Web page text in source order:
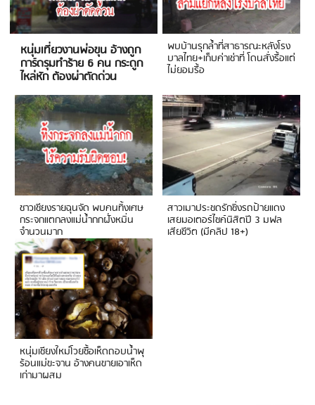
หนุ่มเที่ยวงานพ่อขุน อ้างถูก
การ์ดรุมทำร้าย 6 คน กระดูก
ไหล่หัก ต้องผ่าตัดด่วน
พบบ้านรุกล้ำที่สาธารณะหลังโรง
บาลไทย+เก็บค่าเช่าที่ โดนสั่งรื้อแต่
ไม่ยอมรื้อ
ชาวเชียงรายฉุนจัด พบคนทิ้งเศษ
กระจกแตกลงแม่น้ำกกฝั่งหมิ่น
จำนวนมาก
สาวเมาประชดรักซิ่งรถป้ายแดง
เสยมอเตอร์ไซค์นิสิตปี 3 มฟล
เสียชีวิต (มีคลิป 18+)
หนุ่มเชียงใหม่โวยซื้อเห็ดถอบน้ำพุ
ร้อนแม่ขะจาน อ้างคนขายเอาเห็ด
เก่ามาผสม